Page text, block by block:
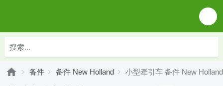
备件 备件 New Holland 小型牵引车 备件 New Holland